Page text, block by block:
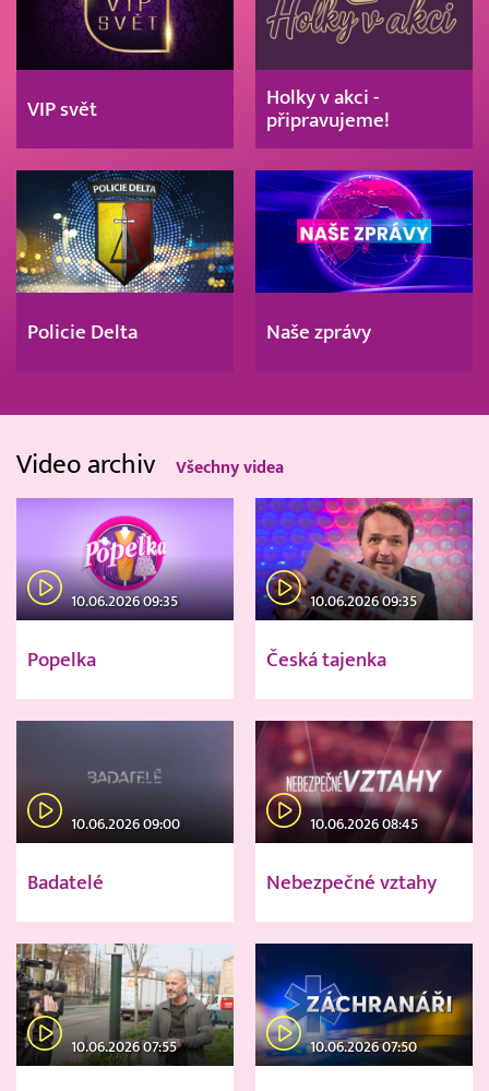
VIP svět
Holky v akci -
připravujeme!
Policie Delta Naše zprávy
Video archiv Všechny videa
10.06.2026 09:35
Popelka
10.06.2026 09:35
Česká tajenka
10.06.2026 09:00
Badatelé
10.06.2026 08:45
Nebezpečné vztahy
10.06.2026 07:55 10.06.2026 07:50